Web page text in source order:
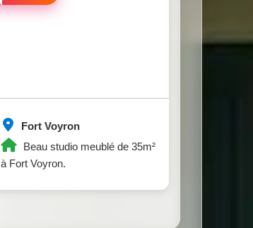
Fort Voyron
Beau studio meublé de 35m²
à Fort Voyron.